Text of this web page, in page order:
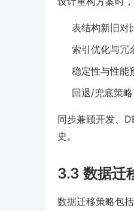
表结构新旧对
索引优化与冗
稳定性与性能
回退/兜底策
同步兼顾开发、
史。
3.3 数据迁
数据迁移策略包